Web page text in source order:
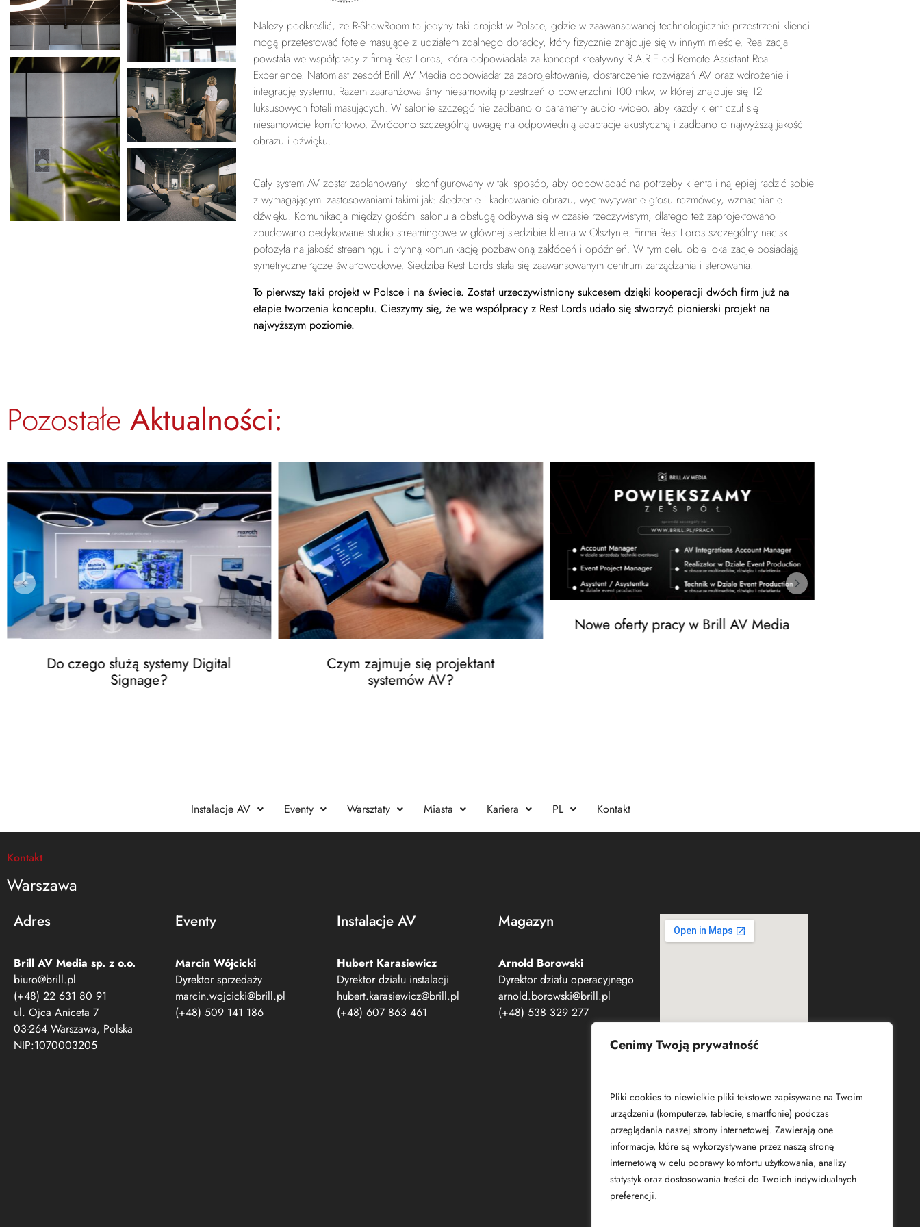
Cenimy Twoją prywatność
Pliki cookies to niewielkie pliki tekstowe zapisywane na Twoim
urządzeniu (komputerze, tablecie, smartfonie) podczas
przeglądania naszej strony internetowej. Zawierają one
informacje, które są wykorzystywane przez naszą stronę
internetową w celu poprawy komfortu użytkowania, analizy
statystyk oraz dostosowania treści do Twoich indywidualnych
preferencji.
Należy podkreślić, że R-ShowRoom to jedyny taki projekt w Polsce, gdzie w zaawansowanej technologicznie przestrzeni klienci
mogą przetestować fotele masujące z udziałem zdalnego doradcy, który fizycznie znajduje się w innym mieście. Realizacja
powstała we współpracy z firmą Rest Lords, która odpowiadała za koncept kreatywny R.A.R.E od Remote Assistant Real
Experience. Natomiast zespół Brill AV Media odpowiadał za zaprojektowanie, dostarczenie rozwiązań AV oraz wdrożenie i
integrację systemu. Razem zaaranżowaliśmy niesamowitą przestrzeń o powierzchni 100 mkw, w której znajduje się 12
luksusowych foteli masujących. W salonie szczególnie zadbano o parametry audio -wideo, aby każdy klient czuł się
niesamowicie komfortowo. Zwrócono szczególną uwagę na odpowiednią adaptacje akustyczną i zadbano o najwyższą jakość
obrazu i dźwięku.
Cały system AV został zaplanowany i skonfigurowany w taki sposób, aby odpowiadać na potrzeby klienta i najlepiej radzić sobie
z wymagającymi zastosowaniami takimi jak: śledzenie i kadrowanie obrazu, wychwytywanie głosu rozmówcy, wzmacnianie
dźwięku. Komunikacja między gośćmi salonu a obsługą odbywa się w czasie rzeczywistym, dlatego też zaprojektowano i
zbudowano dedykowane studio streamingowe w głównej siedzibie klienta w Olsztynie. Firma Rest Lords szczególny nacisk
położyła na jakość streamingu i płynną komunikację pozbawioną zakłóceń i opóźnień. W tym celu obie lokalizacje posiadają
symetryczne łącze światłowodowe. Siedziba Rest Lords stała się zaawansowanym centrum zarządzania i sterowania.
To pierwszy taki projekt w Polsce i na świecie. Został urzeczywistniony sukcesem dzięki kooperacji dwóch firm już na
etapie tworzenia konceptu. Cieszymy się, że we współpracy z Rest Lords udało się stworzyć pionierski projekt na
najwyższym poziomie.
Pozostałe Aktualności:
Do czego służą systemy Digital
Signage?
Czym zajmuje się projektant
systemów AV?
Nowe oferty pracy w Brill AV Media
Instalacje AV Eventy Warsztaty Miasta Kariera PL Kontakt
Kontakt
Warszawa
Adres
Brill AV Media sp. z o.o.​
biuro@brill.pl
(+48) 22 631 80 91
ul. Ojca Aniceta 7
03-264 Warszawa, Polska
NIP:1070003205
Eventy
Marcin Wójcicki
Dyrektor sprzedaży
marcin.wojcicki@brill.pl
(+48) 509 141 186
Instalacje AV
Hubert Karasiewicz
Dyrektor działu instalacji
hubert.karasiewicz@brill.pl
(+48) 607 863 461
Magazyn
Arnold Borowski
Dyrektor działu operacyjnego
arnold.borowski@brill.pl
(+48) 538 329 277